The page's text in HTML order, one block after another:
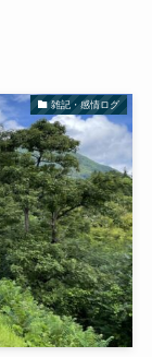
雑記・感情ログ